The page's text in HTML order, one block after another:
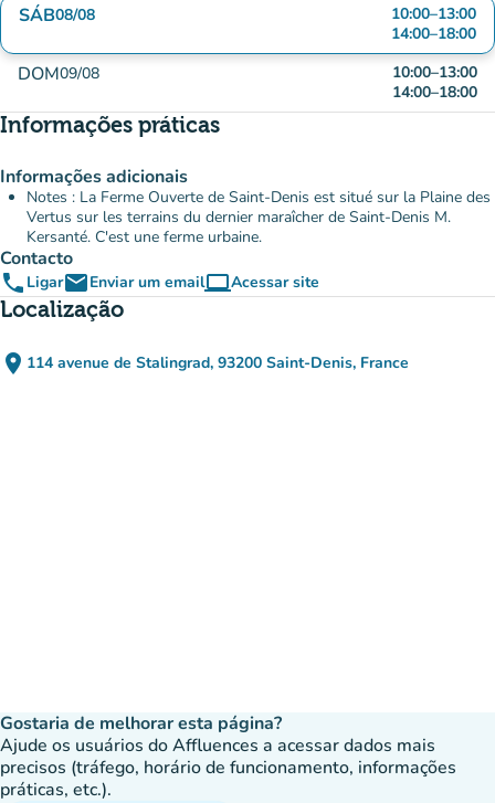
SÁB08/08 10:00–13:00
14:00–18:00
DOM09/08 10:00–13:00
14:00–18:00
Informações práticas
Informações adicionais
Notes : La Ferme Ouverte de Saint-Denis est situé sur la Plaine des
Vertus sur les terrains du dernier maraîcher de Saint-Denis M.
Kersanté. C'est une ferme urbaine.
Contacto
phone LigaremailEnviar um emailcomputerAcessar site
(novo separador)
Localização
place 114 avenue de Stalingrad, 93200 Saint-Denis, France
(abrir no Google Maps)
(novo separador)
Gostaria de melhorar esta página?
Ajude os usuários do Affluences a acessar dados mais
precisos (tráfego, horário de funcionamento, informações
práticas, etc.).